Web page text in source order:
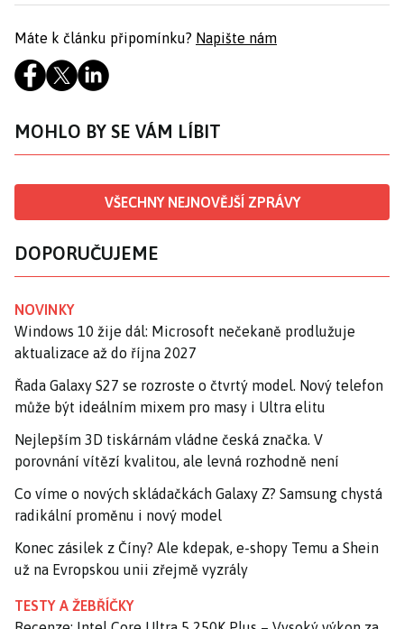
Máte k článku připomínku? Napište nám
MOHLO BY SE VÁM LÍBIT
VŠECHNY NEJNOVĚJŠÍ ZPRÁVY
DOPORUČUJEME
NOVINKY
Windows 10 žije dál: Microsoft nečekaně prodlužuje
aktualizace až do října 2027
Řada Galaxy S27 se rozroste o čtvrtý model. Nový telefon
může být ideálním mixem pro masy i Ultra elitu
Nejlepším 3D tiskárnám vládne česká značka. V
porovnání vítězí kvalitou, ale levná rozhodně není
Co víme o nových skládačkách Galaxy Z? Samsung chystá
radikální proměnu i nový model
Konec zásilek z Číny? Ale kdepak, e-shopy Temu a Shein
už na Evropskou unii zřejmě vyzrály
TESTY A ŽEBŘÍČKY